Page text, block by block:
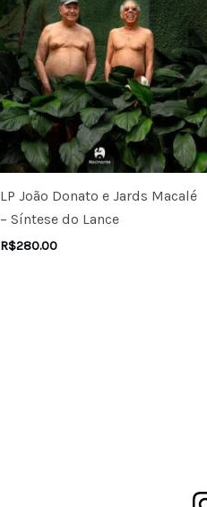
LP João Donato e Jards Macalé
– Síntese do Lance
R$280.00